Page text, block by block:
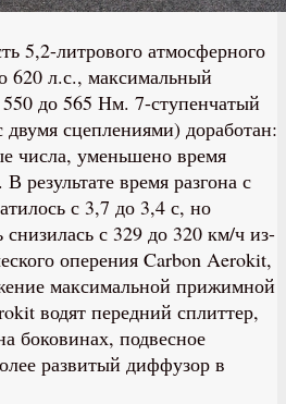
5,2-литрового атмосферного
620 л.с., максимальный
до 565 Нм. 7-ступенчатый
сцеплениями) доработан:
числа, уменьшено время
результате время разгона с
с 3,7 до 3,4 с, но
снизилась с 329 до 320 км/ч из-
оперения Carbon Aerokit,
максимальной прижимной
водят передний сплиттер,
боковинах, подвесное
развитый диффузор в